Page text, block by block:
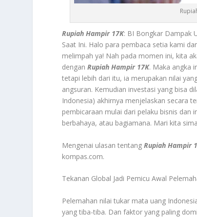
Rupiah Hampir 17K: BI Bongkar Dampak
Saat Ini. Halo para pembaca setia kami
melimpah ya! Nah pada momen ini, kita
denganRupiah Hampir 17K. Maka angka
tetapi lebih dari itu, ia merupakan nilai
angsuran. Kemudian investasi yang bisa
Indonesia) akhirnya menjelaskan secara
pembicaraan mulai dari pelaku bisnis dan
berbahaya, atau bagiamana. Mari kita
Mengenai ulasan tentangRupiah Hampir
kompas.com.
Tekanan Global Jadi Pemicu Awal
Pelemahan nilai tukar mata uang
yang tiba-tiba. Dan faktor yang paling